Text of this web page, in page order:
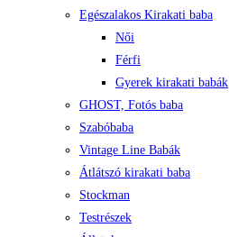
Egészalakos Kirakati baba
Női
Férfi
Gyerek kirakati babák
GHOST, Fotós baba
Szabóbaba
Vintage Line Babák
Átlátszó kirakati baba
Stockman
Testrészek